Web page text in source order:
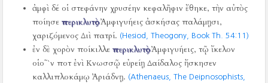
ἀμφὶ δέ οἱ στεφάνην χρυσέην κεφαλῆφιν ἔθηκε, τὴν αὐτὸς
ποίησεπερικλυτὸςἈμφιγυήεις ἀσκήσας παλάμῃσι,
χαριζόμενος Διὶ πατρί. (Hesiod, Theogony, Book Th. 54:11)
ἐν δὲ χορὸν ποίκιλλεπερικλυτὸςἈμφιγυήεις, τῷ ἴκελον
οἱο῀`ν ποτ ἐνὶ Κνωσσῷ εὐρείῃ Δαίδαλος ἤσκησεν
καλλιπλοκάμῳ Ἀριάδνῃ. (Athenaeus, The Deipnosophists,